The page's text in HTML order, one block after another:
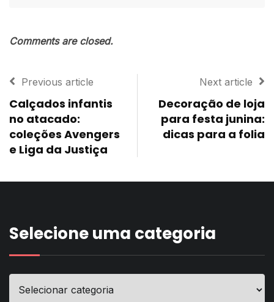
Comments are closed.
Previous article
Calçados infantis
no atacado:
coleções Avengers
e Liga da Justiça
Next article
Decoração de loja
para festa junina:
dicas para a folia
Selecione uma categoria